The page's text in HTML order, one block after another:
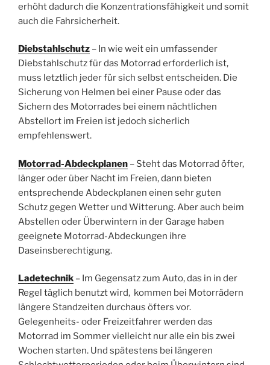
erhöht dadurch die Konzentrationsfähigkeit und somit
auch die Fahrsicherheit.
Diebstahlschutz – In wie weit ein umfassender
Diebstahlschutz für das Motorrad erforderlich ist,
muss letztlich jeder für sich selbst entscheiden. Die
Sicherung von Helmen bei einer Pause oder das
Sichern des Motorrades bei einem nächtlichen
Abstellort im Freien ist jedoch sicherlich
empfehlenswert.
Motorrad-Abdeckplanen – Steht das Motorrad öfter,
länger oder über Nacht im Freien, dann bieten
entsprechende Abdeckplanen einen sehr guten
Schutz gegen Wetter und Witterung. Aber auch beim
Abstellen oder Überwintern in der Garage haben
geeignete Motorrad-Abdeckungen ihre
Daseinsberechtigung.
Ladetechnik – Im Gegensatz zum Auto, das in in der
Regel täglich benutzt wird, kommen bei Motorrädern
längere Standzeiten durchaus öfters vor.
Gelegenheits- oder Freizeitfahrer werden das
Motorrad im Sommer vielleicht nur alle ein bis zwei
Wochen starten. Und spätestens bei längeren